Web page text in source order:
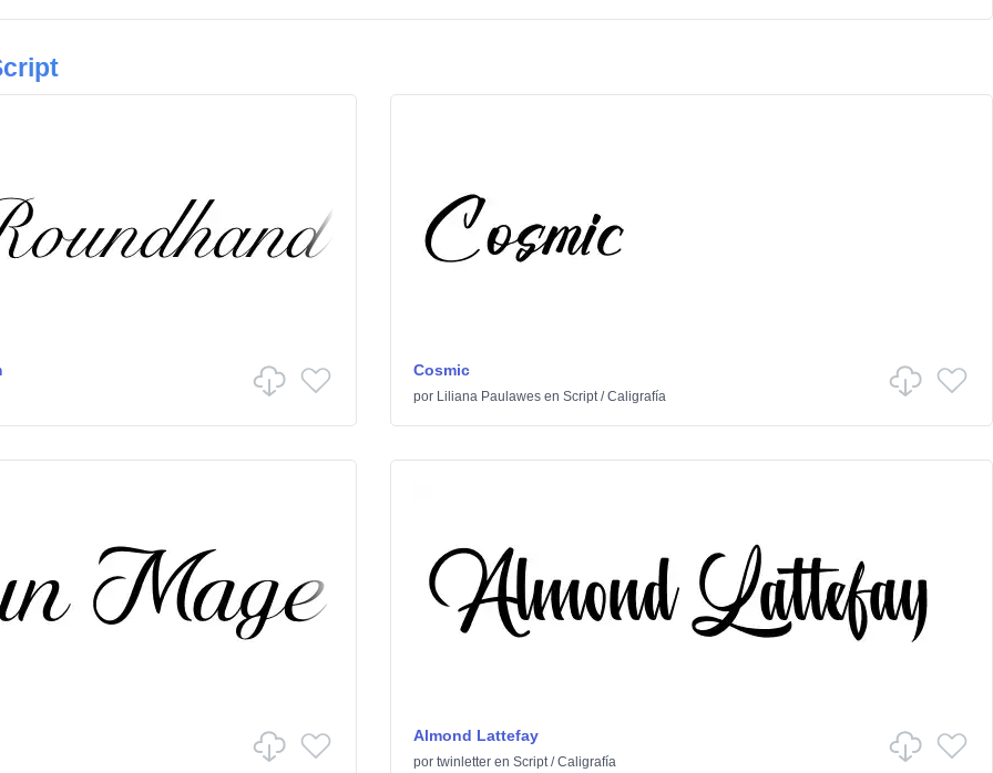
Cosmic
por Liliana Paulawesen Script/Caligrafía
Almond Lattefay
por twinletteren Script/Caligrafía